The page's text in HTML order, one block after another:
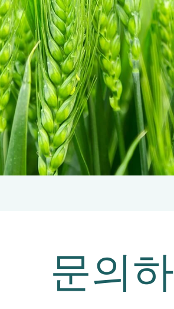
문의